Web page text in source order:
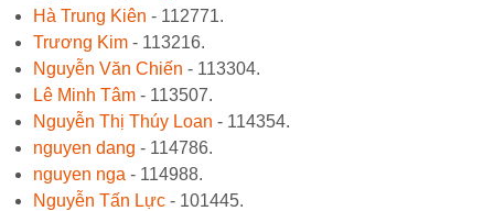
Hà Trung Kiên - 112771.
Trương Kim - 113216.
Nguyễn Văn Chiến - 113304.
Lê Minh Tâm - 113507.
Nguyễn Thị Thúy Loan - 114354.
nguyen dang - 114786.
nguyen nga - 114988.
Nguyễn Tấn Lực - 101445.